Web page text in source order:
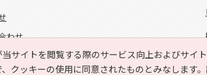
サイトを閲覧する際のサービス向上およびサ
クッキーの使用に同意されたものとみなします。
わせ